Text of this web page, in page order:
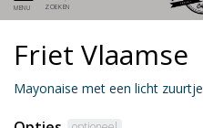
MENU ZOEKEN
Friet Vlaamse
Mayonaise met een licht zuurtje